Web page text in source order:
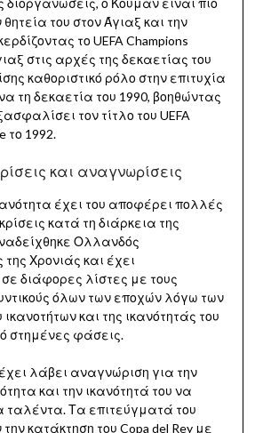
του στον Άγιαξ και την
το UEFA Champions
στις αρχές της δεκαετίας του
καθοριστικό ρόλο στην επιτυχία
τη δεκαετία του 1990, βοηθώντας
τον τίτλο του UEFA
το 1992.
και αναγνωρίσεις
έχει του αποφέρει πολλές
κατά τη διάρκεια της
Ολλανδός
Χρονιάς και έχει
διάφορες λίστες με τους
όλων των εποχών λόγω των
ικανοτήτων και της ικανότητάς του
στημένες φάσεις.
λάβει αναγνώριση για την
και την ικανότητά του να
ταλέντα. Τα επιτεύγματά του
κατάκτηση του Copa del Rey με